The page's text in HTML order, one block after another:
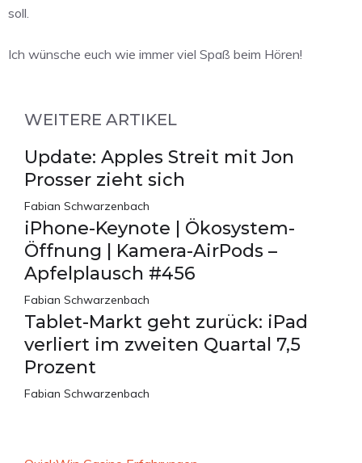
soll.
Ich wünsche euch wie immer viel Spaß beim Hören!
WEITERE ARTIKEL
Update: Apples Streit mit Jon
Prosser zieht sich
Fabian Schwarzenbach
iPhone-Keynote | Ökosystem-
Öffnung | Kamera-AirPods –
Apfelplausch #456
Fabian Schwarzenbach
Tablet-Markt geht zurück: iPad
verliert im zweiten Quartal 7,5
Prozent
Fabian Schwarzenbach